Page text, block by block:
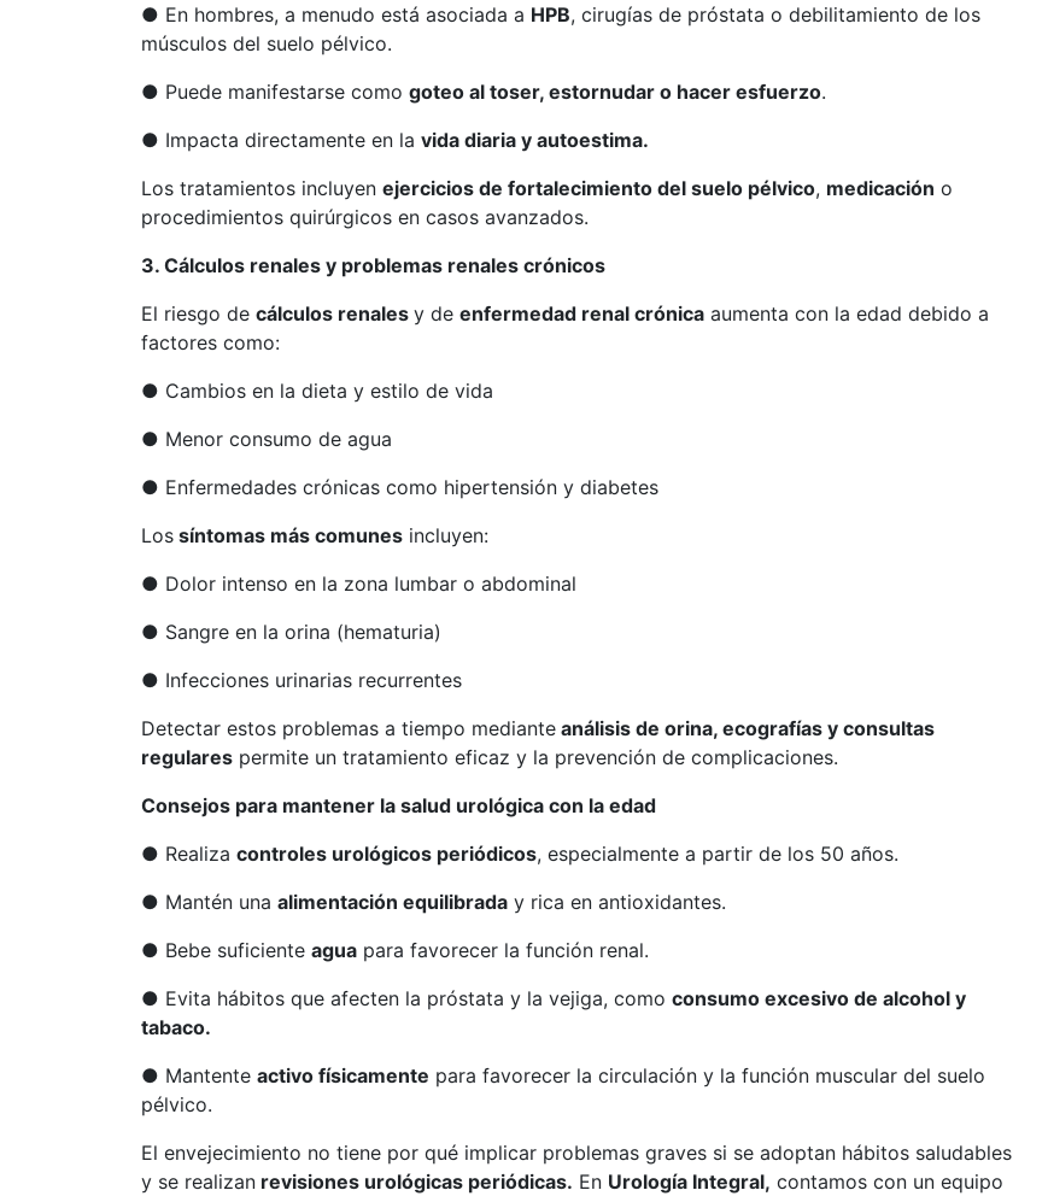
● En hombres, a menudo está asociada a HPB, cirugías de próstata o debilitamiento de los
músculos del suelo pélvico.
● Puede manifestarse como goteo al toser, estornudar o hacer esfuerzo.
● Impacta directamente en la vida diaria y autoestima.
Los tratamientos incluyen ejercicios de fortalecimiento del suelo pélvico, medicación o
procedimientos quirúrgicos en casos avanzados.
3. Cálculos renales y problemas renales crónicos
El riesgo de cálculos renales y de enfermedad renal crónica aumenta con la edad debido a
factores como:
● Cambios en la dieta y estilo de vida
● Menor consumo de agua
● Enfermedades crónicas como hipertensión y diabetes
Los síntomas más comunes incluyen:
● Dolor intenso en la zona lumbar o abdominal
● Sangre en la orina (hematuria)
● Infecciones urinarias recurrentes
Detectar estos problemas a tiempo mediante análisis de orina, ecografías y consultas
regulares permite un tratamiento eficaz y la prevención de complicaciones.
Consejos para mantener la salud urológica con la edad
● Realiza controles urológicos periódicos, especialmente a partir de los 50 años.
● Mantén una alimentación equilibrada y rica en antioxidantes.
● Bebe suficiente agua para favorecer la función renal.
● Evita hábitos que afecten la próstata y la vejiga, como consumo excesivo de alcohol y
tabaco.
● Mantente activo físicamente para favorecer la circulación y la función muscular del suelo
pélvico.
El envejecimiento no tiene por qué implicar problemas graves si se adoptan hábitos saludables
y se realizan revisiones urológicas periódicas. En Urología Integral, contamos con un equipo